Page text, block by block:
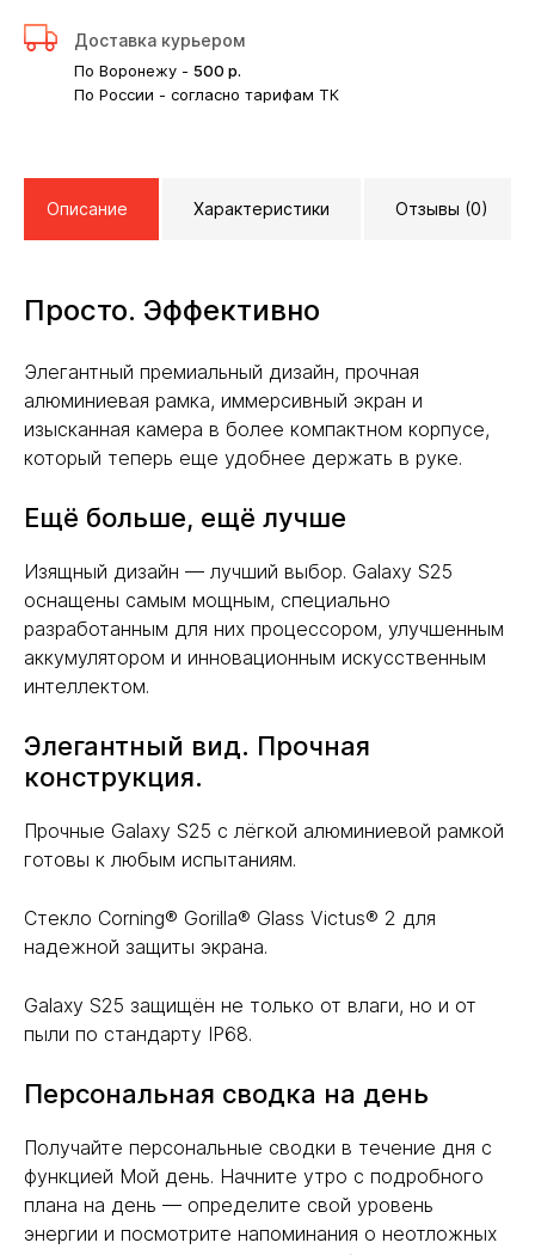
Доставка курьером
По Воронежу - 500 р.
По России - согласно тарифам ТК
Описание Характеристики Отзывы (0)
Просто. Эффективно
Элегантный премиальный дизайн, прочная
алюминиевая рамка, иммерсивный экран и
изысканная камера в более компактном корпусе,
который теперь еще удобнее держать в руке.
Ещё больше, ещё лучше
Изящный дизайн — лучший выбор. Galaxy S25
оснащены самым мощным, специально
разработанным для них процессором, улучшенным
аккумулятором и инновационным искусственным
интеллектом.
Элегантный вид. Прочная
конструкция.
Прочные Galaxy S25 с лёгкой алюминиевой рамкой
готовы к любым испытаниям.
Стекло Corning® Gorilla® Glass Victus® 2 для
надежной защиты экрана.
Galaxy S25 защищён не только от влаги, но и от
пыли по стандарту IP68.
Персональная сводка на день
Получайте персональные сводки в течение дня с
функцией Мой день. Начните утро с подробного
плана на день — определите свой уровень
энергии и посмотрите напоминания о неотложных